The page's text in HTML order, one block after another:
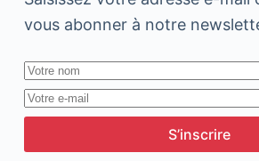
vous abonner à notre
S’inscrire